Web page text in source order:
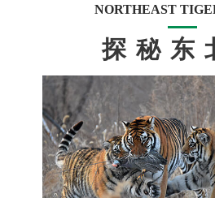
NORTHEAST
探秘东